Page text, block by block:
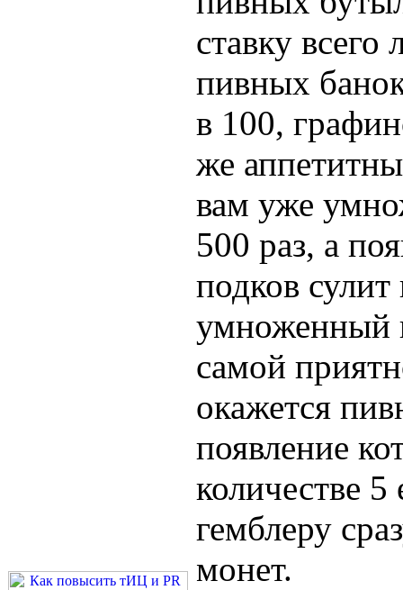
ставку
пивных
в 100,
же
вам уже
500 раз, а
подков
умноженный
самой
окажется
появление
количестве
гемблеру
монет.